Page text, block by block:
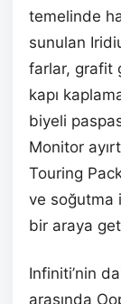
temelinde
sunulan
farlar, grafit
kapı
biyeli
Monitor
Touring
ve soğutma
bir araya
Infiniti’nin
arasında